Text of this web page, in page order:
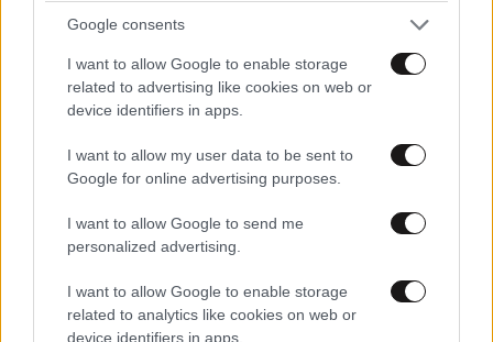
Google consents
I want to allow Google to enable storage
related to advertising like cookies on web or
device identifiers in apps.
I want to allow my user data to be sent to
Google for online advertising purposes.
I want to allow Google to send me
personalized advertising.
I want to allow Google to enable storage
related to analytics like cookies on web or
device identifiers in apps.